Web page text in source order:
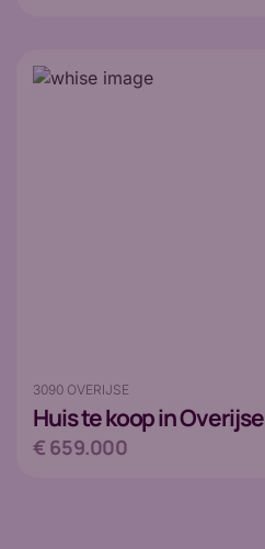
3090 OVERIJSE
Huiste koop in Overijse
€ 659.000